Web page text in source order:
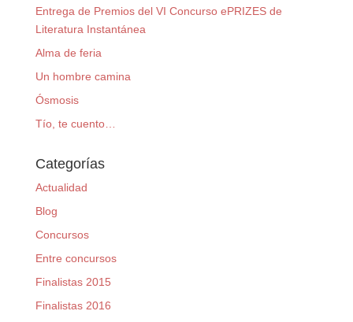
Entrega de Premios del VI Concurso ePRIZES de
Literatura Instantánea
Alma de feria
Un hombre camina
Ósmosis
Tío, te cuento…
Categorías
Actualidad
Blog
Concursos
Entre concursos
Finalistas 2015
Finalistas 2016